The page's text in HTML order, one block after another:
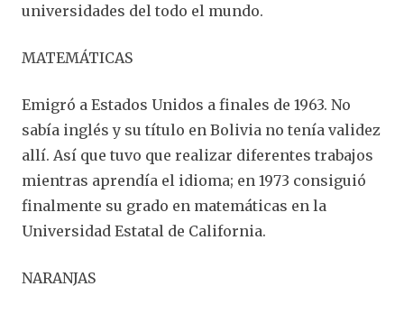
universidades del todo el mundo.
MATEMÁTICAS
Emigró a Estados Unidos a finales de 1963. No
sabía inglés y su título en Bolivia no tenía validez
allí. Así que tuvo que realizar diferentes trabajos
mientras aprendía el idioma; en 1973 consiguió
finalmente su grado en matemáticas en la
Universidad Estatal de California.
NARANJAS